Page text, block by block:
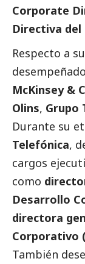
Corporate
Directiva del
Respecto a
McKinsey &
Olins, Grupo
Durante su
Telefónica,
cargos
como
Desarrollo
directora
Corporativo
También